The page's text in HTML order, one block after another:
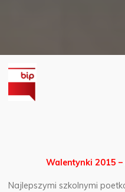
Walentynki 2015
Najlepszymi szkolnymi